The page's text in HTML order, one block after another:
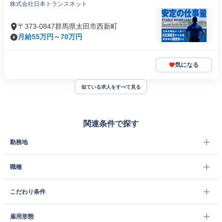
株式会社日本トランスネット
〒373-0847群馬県太田市西新町
月給55万円～70万円
気になる
似ている求人をすべて見る
関連条件で探す
勤務地
職種
こだわり条件
雇用形態